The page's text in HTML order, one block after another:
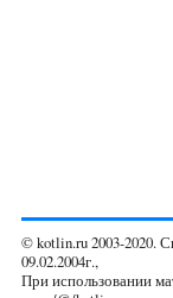
© kotlin.ru 2003-2020.
09.02.2004г.,
При использовании